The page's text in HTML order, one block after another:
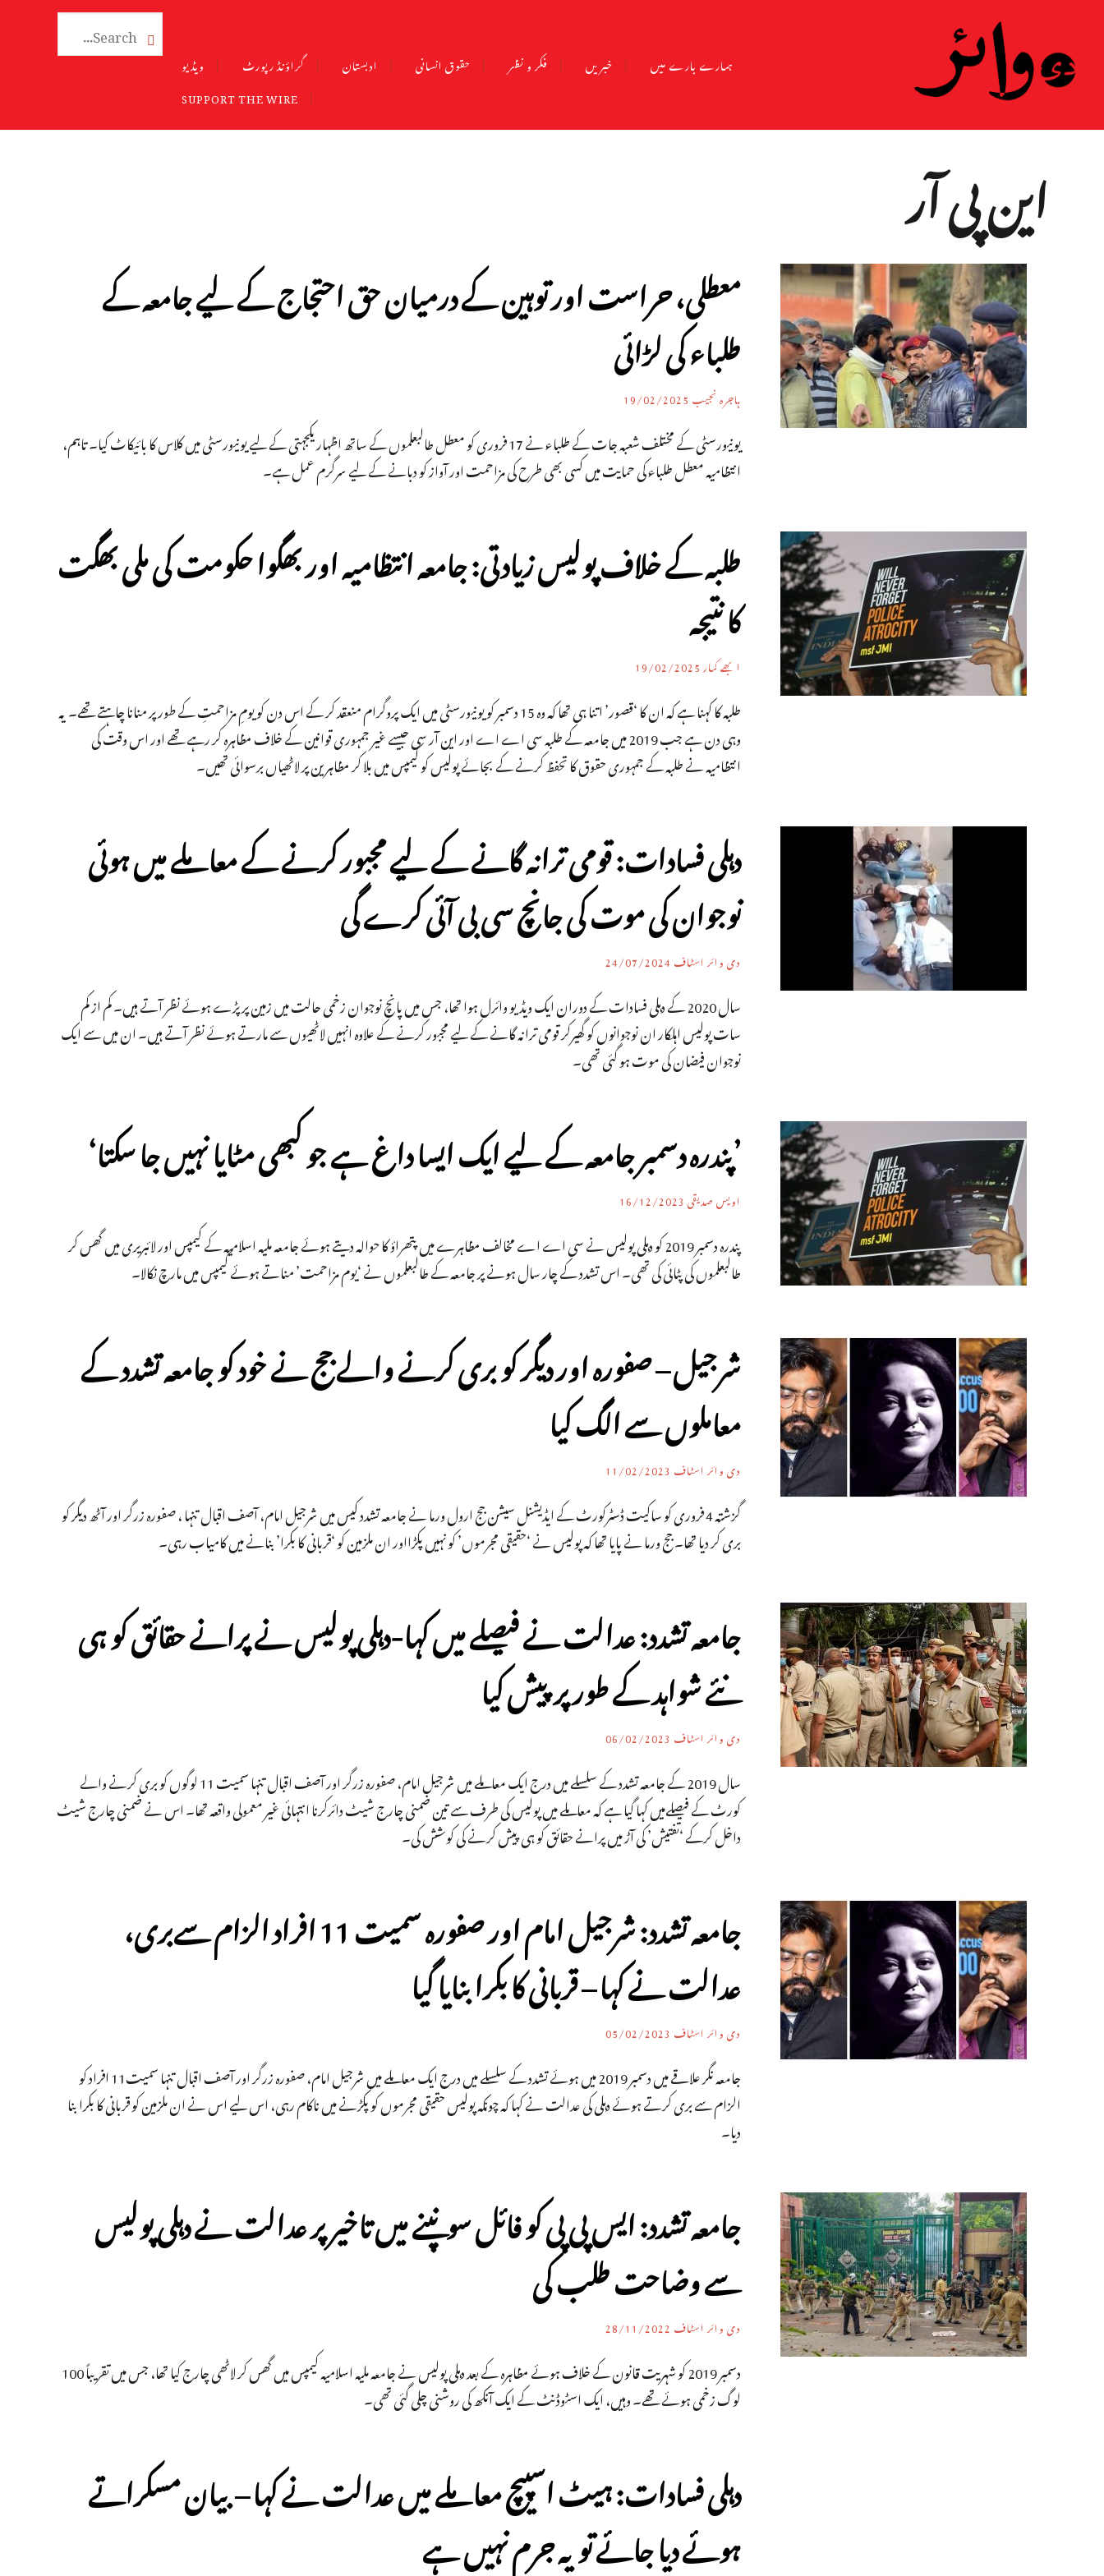
ہمارے بارے میں خبریں فکر و نظر حقوق انسانی ادبستان گراؤنڈ رپورٹ
ویڈیو
SUPPORT THE WIRE

این پی آر
معطلی، حراست اور توہین کے درمیان حق احتجاج کے لیے جامعہ کے
طلباء کی لڑائی
ہاجرہ نجیب19/02/2025
یونیورسٹی کے مختلف شعبہ جات کے طلباء نے 17 فروری کو معطل طالبعلموں کے ساتھ اظہار یکجہتی کے لیے یونیورسٹی میں کلاس کا بائیکاٹ کیا۔ تاہم،
انتظامیہ معطل طلباء کی حمایت میں کسی بھی طرح کی مزاحمت اور آواز کو دبانے کے لیے سرگرم عمل ہے۔
طلبہ کے خلاف پولیس زیادتی: جامعہ انتظامیہ اور بھگوا حکومت کی ملی بھگت
کا نتیجہ
ابھے کمار19/02/2025
طلبہ کا کہنا ہے کہ ان کا ‘قصور’ اتنا ہی تھا کہ وہ 15 دسمبر کو یونیورسٹی میں ایک پروگرام منعقد کر کے اس دن کو یومِ مزاحمتِ کے طور پر منانا چاہتے تھے۔ یہ
وہی دن ہے جب 2019 میں جامعہ کے طلبہ سی اے اے اور این آر سی جیسے غیر جمہوری قوانین کے خلاف مظاہرہ کر رہے تھے اور اس وقت کی
انتظامیہ نے طلبہ کے جمہوری حقوق کا تحفظ کرنے کے بجائے پولیس کو کیمپس میں بلا کر مظاہرین پر لاٹھیاں برسوائی تھیں۔
دہلی فسادات: قومی ترانہ گانے کے لیے مجبور کرنے کے معاملے میں ہوئی
نوجوان کی موت کی جانچ سی بی آئی کرے گی
دی وائر اسٹاف24/07/2024
سال 2020 کے دہلی فسادات کے دوران ایک ویڈیو وائرل ہوا تھا، جس میں پانچ نوجوان زخمی حالت میں زمین پر پڑے ہوئے نظر آتے ہیں۔ کم از کم
سات پولیس اہلکار ان نوجوانوں کو گھیرکر قومی ترانہ گانے کے لیے مجبور کرنے کے علاوہ انہیں لاٹھیوں سے مارتے ہوئے نظر آتے ہیں۔ ان میں سے ایک
نوجوان فیضان کی موت ہو گئی تھی۔
’پندرہ دسمبر جامعہ کے لیے ایک ایسا داغ ہے جو کبھی مٹایا نہیں جا سکتا‘
اویس صدیقی16/12/2023
پندرہ دسمبر 2019 کو دہلی پولیس نے سی اے اے مخالف مظاہرے میں پتھراؤ کا حوالہ دیتے ہوئے جامعہ ملیہ اسلامیہ کے کیمپس اور لائبریری میں گھس کر
طالبعلموں کی پٹائی کی تھی۔ اس تشدد کے چار سال ہونے پر جامعہ کے طالبعلموں نے ‘یوم مزاحمت’ مناتے ہوئے کیمپس میں مارچ نکالا۔
شرجیل – صفورہ اور دیگر کو بری کرنے والے جج نے خود کو جامعہ تشدد کے
معاملوں سے الگ کیا
دی وائر اسٹاف 11/02/2023
گزشتہ 4 فروری کو ساکیت ڈسٹرکورٹ کے ایڈیشنل سیشن جج ارول ورما نے جامعہ تشدد کیس میں شرجیل امام، آصف اقبال تنہا ، صفورہ زرگر اور آٹھ دیگر کو
بری کر دیا تھا۔ جج ورما نے پایا تھا کہ پولیس نے ‘حقیقی مجرموں’ کو نہیں پکڑااور ان ملزمین کو ‘قربانی کا بکرا’ بنانے میں کامیاب رہی۔
جامعہ تشدد: عدالت نے فیصلے میں کہا-دہلی پولیس نے پرانے حقائق کو ہی
نئے شواہد کے طور پر پیش کیا
دی وائر اسٹاف 06/02/2023
سال 2019 کے جامعہ تشدد کے سلسلے میں درج ایک معاملے میں شرجیل امام، صفورہ زرگر اور آصف اقبال تنہا سمیت 11 لوگوں کو بری کرنے والے
کورٹ کے فیصلےمیں کہا گیا ہے کہ معاملے میں پولیس کی طرف سے تین ضمنی چارج شیٹ دائرکرنا انتہائی غیر معمولی واقعہ تھا۔ اس نے ضمنی چارج شیٹ
داخل کرکے ‘تفتیش’ کی آڑ میں پرانے حقائق کو ہی پیش کرنے کی کوشش کی۔
جامعہ تشدد: شرجیل امام اور صفورہ سمیت 11 افراد الزام سےبری،
عدالت نے کہا – قربانی کا بکرا بنایا گیا
دی وائر اسٹاف 05/02/2023
جامعہ نگر علاقے میں دسمبر 2019 میں ہوئے تشدد کے سلسلے میں درج ایک معاملے میں شرجیل امام، صفورہ زرگر اور آصف اقبال تنہا سمیت11 افراد کو
الزام سے بری کرتے ہوئے دہلی کی عدالت نے کہا کہ چونکہ پولیس حقیقی مجرموں کو پکڑنے میں ناکام رہی، اس لیے اس نے ان ملزمین کو قربانی کا بکرا بنا
دیا۔
جامعہ تشدد: ایس پی پی کو فائل سونپنے میں تاخیر پر عدالت نے دہلی پولیس
سے وضاحت طلب کی
دی وائر اسٹاف28/11/2022
دسمبر 2019 کو شہریت قانون کے خلاف ہوئے مظاہرہ کے بعد دہلی پولیس نے جامعہ ملیہ اسلامیہ کیمپس میں گھس کر لاٹھی چارج کیا تھا، جس میں تقریباً 100
لوگ زخمی ہوئے تھے۔ وہیں، ایک اسٹوڈنٹ کے ایک آنکھ کی روشنی چلی گئی تھی۔
دہلی فسادات: ہیٹ اسپیچ معاملے میں عدالت نے کہا – بیان مسکراتے
ہوئے دیا جائے تو یہ جرم نہیں ہے